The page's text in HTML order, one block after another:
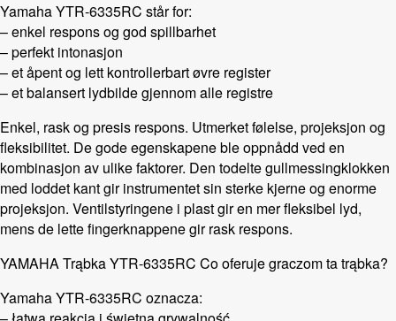
Yamaha YTR-6335RC står for:
– enkel respons og god spillbarhet
– perfekt intonasjon
– et åpent og lett kontrollerbart øvre register
– et balansert lydbilde gjennom alle registre
Enkel, rask og presis respons. Utmerket følelse, projeksjon og
fleksibilitet. De gode egenskapene ble oppnådd ved en
kombinasjon av ulike faktorer. Den todelte gullmessingklokken
med loddet kant gir instrumentet sin sterke kjerne og enorme
projeksjon. Ventilstyringene i plast gir en mer fleksibel lyd,
mens de lette fingerknappene gir rask respons.
YAMAHA Trąbka YTR-6335RC Co oferuje graczom ta trąbka?
Yamaha YTR-6335RC oznacza: